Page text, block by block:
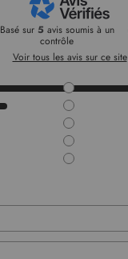
Basé sur 5 avis soumis à un
contrôle
Voir tous les avis sur ce site